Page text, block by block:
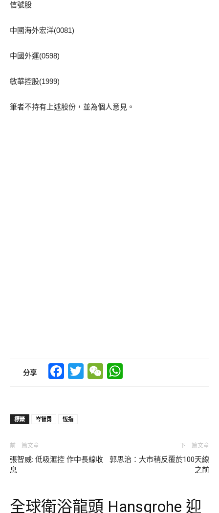
信號股
中國海外宏洋(0081)
中國外運(0598)
敏華控股(1999)
筆者不持有上述股份，並為個人意見。
分享 Facebook
TwitterWeChat
標籤 岑智勇 恆指
前一篇文章
張智威: 低吸滙控 作中長線收
息
下一篇文章
郭思治：大市稍反覆於100天線
之前
全球衛浴龍頭 Hansgrohe 迎